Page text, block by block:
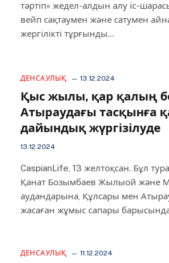
тәртіп» жедел-алдын алу іс-
вейп сақтаумен және сатумен
жергілікті тұрғынды…
ДЕНСАУЛЫҚ 13.12.2024
Қыс жылы, қар қалың
Атыраудағы тасқынға
дайындық жүргізілуде
13.12.2024
CaspianLife, 13 желтоқсан. Бұл
Қанат Бозымбаев Жылыой және
аудандарына, Құлсары мен
жасаған жұмыс сапары
ДЕНСАУЛЫҚ 11.12.2024